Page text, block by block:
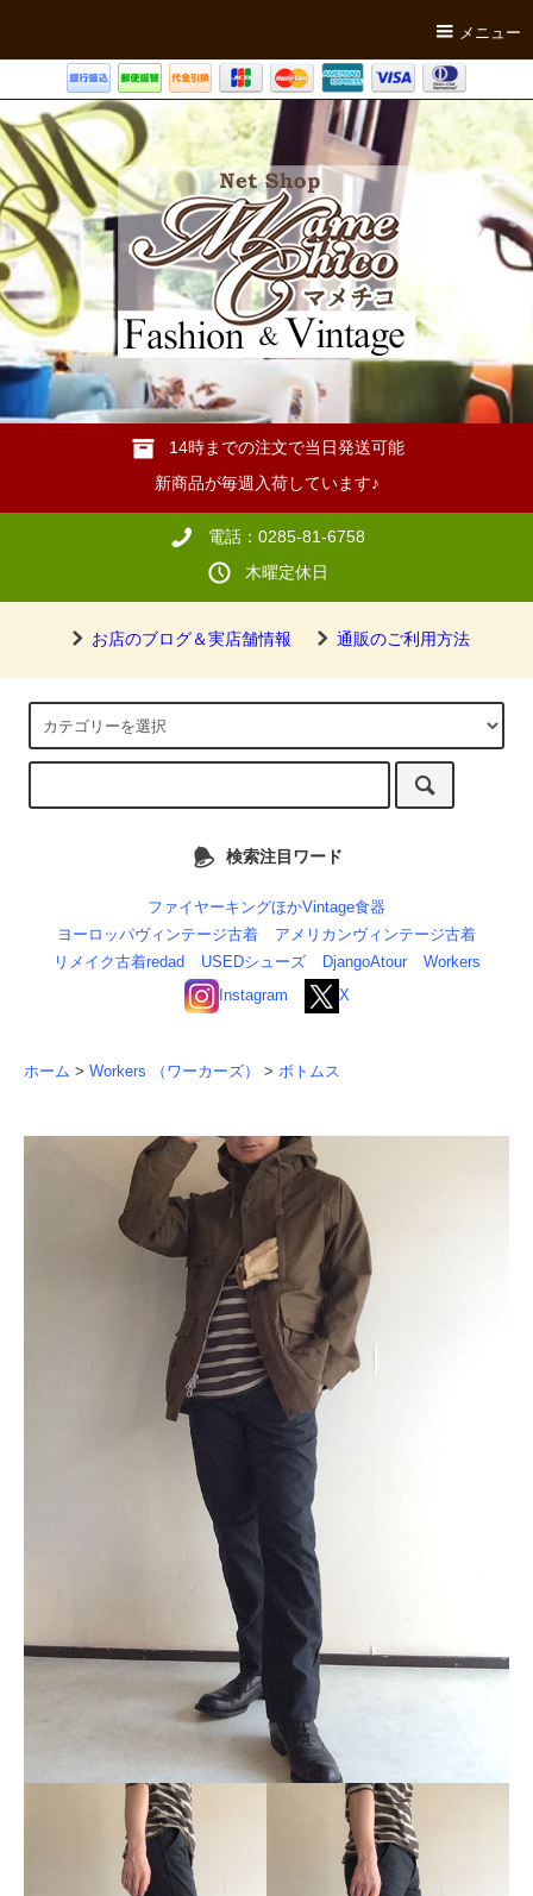
メニュー
14時までの注文で当日発送可能
新商品が毎週入荷しています♪
電話：0285-81-6758
木曜定休日
お店のブログ＆実店舗情報 通販のご利用方法
検索注目ワード
ファイヤーキングほかVintage食器
ヨーロッパヴィンテージ古着
アメリカンヴィンテージ古着
リメイク古着redad
USEDシューズ DjangoAtour
Workers
Instagram
X
ホーム > Workers （ワーカーズ） > ボトムス